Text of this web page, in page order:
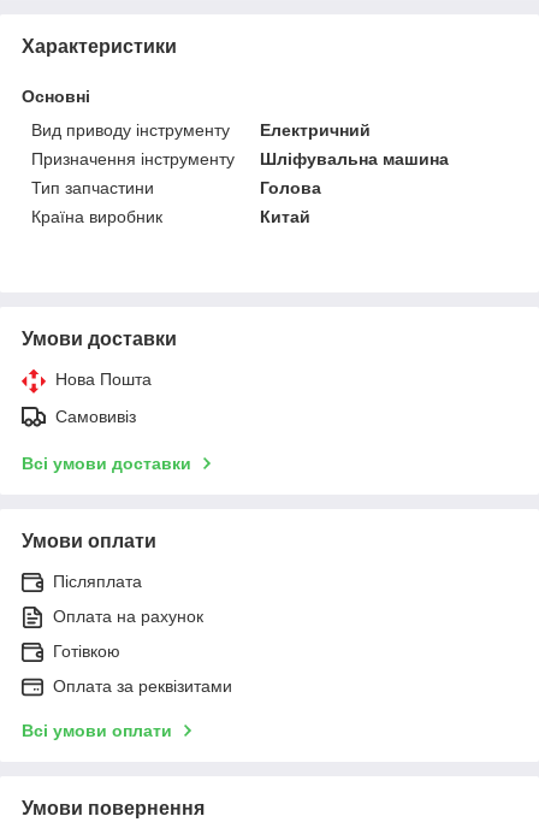
Характеристики
Основні
Вид приводу інструменту
Електричний
Призначення інструменту
Шліфувальна машина
Тип запчастини
Голова
Країна виробник
Китай
Умови доставки
Нова Пошта
Самовивіз
Всі умови доставки
Умови оплати
Післяплата
Оплата на рахунок
Готівкою
Оплата за реквізитами
Всі умови оплати
Умови повернення